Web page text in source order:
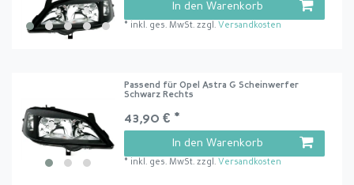
In den Warenkorb
* inkl. ges. MwSt. zzgl. Versandkosten
Passend für Opel Astra G Scheinwerfer
Schwarz Rechts
43,90 € *
In den Warenkorb
* inkl. ges. MwSt. zzgl. Versandkosten